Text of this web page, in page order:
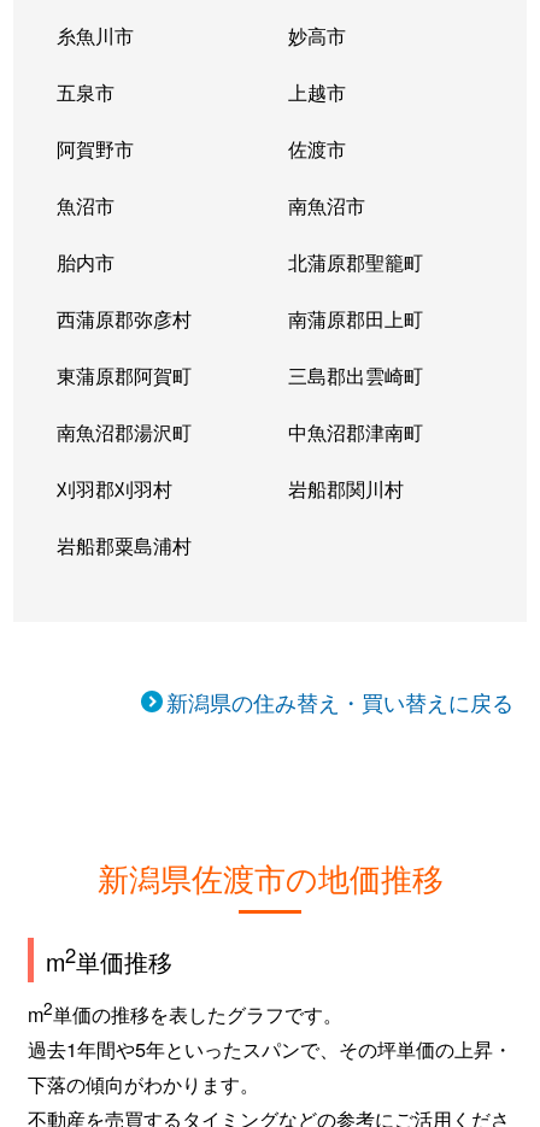
糸魚川市 妙高市
五泉市 上越市
阿賀野市 佐渡市
魚沼市 南魚沼市
胎内市 北蒲原郡聖籠町
西蒲原郡弥彦村 南蒲原郡田上町
東蒲原郡阿賀町 三島郡出雲崎町
南魚沼郡湯沢町 中魚沼郡津南町
刈羽郡刈羽村 岩船郡関川村
岩船郡粟島浦村
新潟県の住み替え・買い替えに戻る
新潟県佐渡市の地価推移
m2単価推移
m2単価の推移を表したグラフです。
過去1年間や5年といったスパンで、その坪単価の上昇・
下落の傾向がわかります。
不動産を売買するタイミングなどの参考にご活用くださ